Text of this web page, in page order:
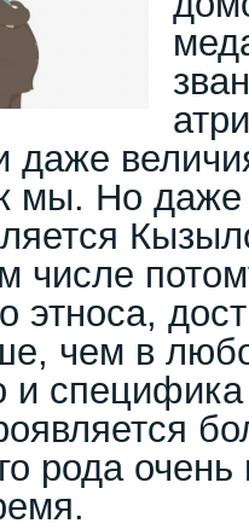
даже
мы. Но
числе
этноса,
чем в
и
рода очень